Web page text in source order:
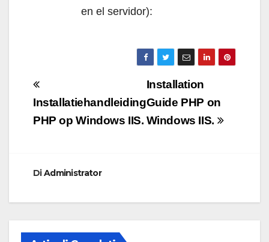
en el servidor):
Navigazione
articoli
Installation
Guide PHP on
Windows IIS.
Installatiehandleiding
PHP op Windows IIS.
DiAdministrator